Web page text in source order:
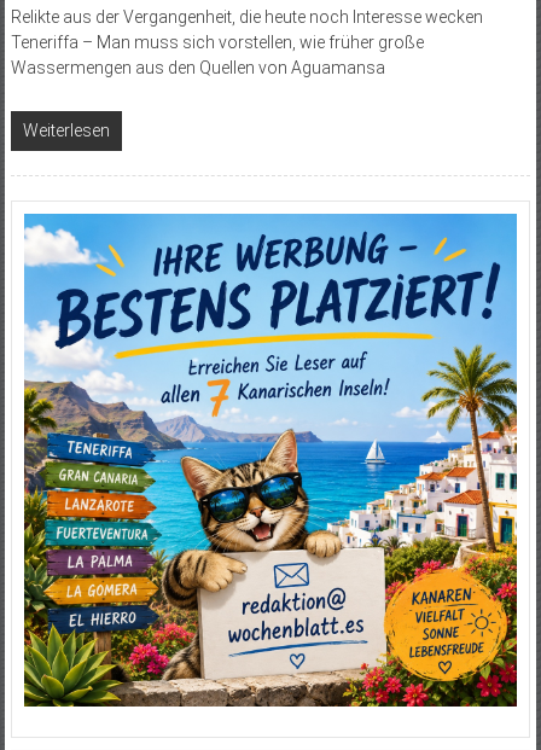
Relikte aus der Vergangenheit, die heute noch Interesse wecken
Teneriffa – Man muss sich vorstellen, wie früher große
Wassermengen aus den Quellen von Aguamansa
Weiterlesen